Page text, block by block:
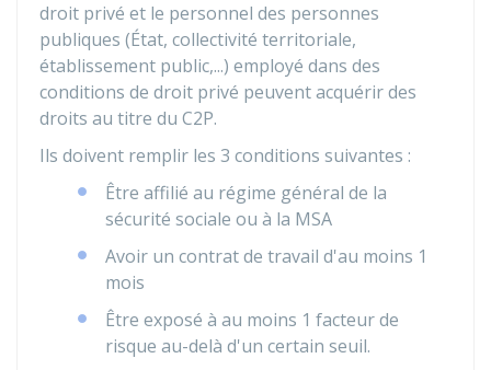
droit privé et le personnel des personnes
publiques (État, collectivité territoriale,
établissement public,...) employé dans des
conditions de droit privé peuvent acquérir des
droits au titre du C2P.
Ils doivent remplir les 3 conditions suivantes :
Être affilié au régime général de la
sécurité sociale ou à la MSA
Avoir un contrat de travail d'au moins 1
mois
Être exposé à au moins 1 facteur de
risque au-delà d'un certain seuil.